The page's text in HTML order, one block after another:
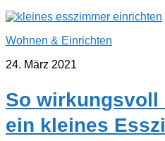
Wohnen & Einrichten
24. März 2021
So wirkungsvoll
ein kleines